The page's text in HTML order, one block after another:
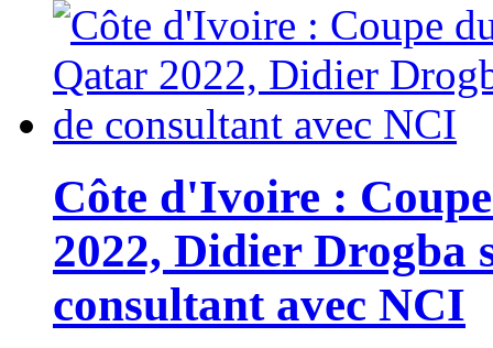
Côte d'Ivoire :
2022, Didier Drogba
consultant avec NCI